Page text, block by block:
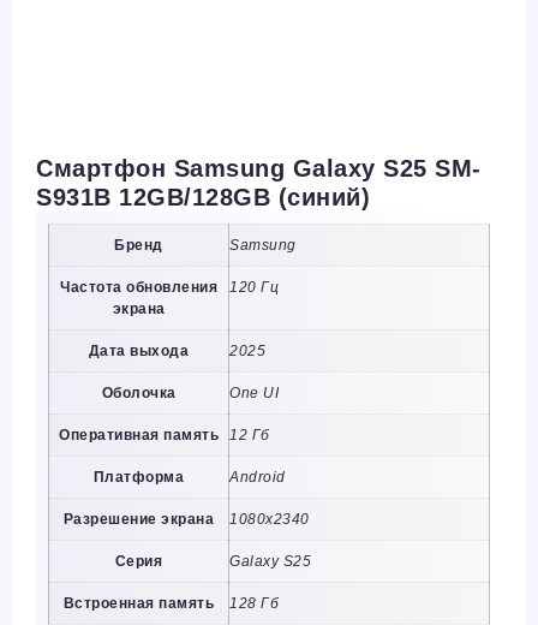
Смартфон Samsung Galaxy S25 SM-
S931B 12GB/128GB (синий)
Бренд Samsung
Частота обновления
экрана
120 Гц
Дата выхода 2025
Оболочка One UI
Оперативная память 12 Гб
Платформа Android
Разрешение экрана 1080х2340
Серия Galaxy S25
Встроенная память 128 Гб